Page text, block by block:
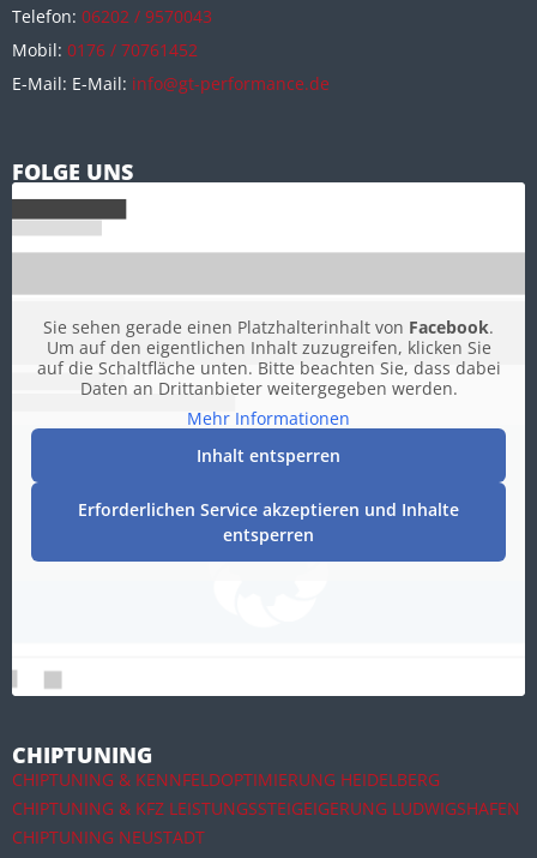
Telefon: 06202 / 9570043
Mobil: 0176 / 70761452
E-Mail: E-Mail: info@gt-performance.de
FOLGE UNS
Sie sehen gerade einen Platzhalterinhalt von Facebook.
Um auf den eigentlichen Inhalt zuzugreifen, klicken Sie
auf die Schaltfläche unten. Bitte beachten Sie, dass dabei
Daten an Drittanbieter weitergegeben werden.
Mehr Informationen
Inhalt entsperren
Erforderlichen Service akzeptieren und Inhalte
entsperren
CHIPTUNING
CHIPTUNING & KENNFELDOPTIMIERUNG HEIDELBERG
CHIPTUNING & KFZ LEISTUNGSSTEIGEIGERUNG LUDWIGSHAFEN
CHIPTUNING NEUSTADT